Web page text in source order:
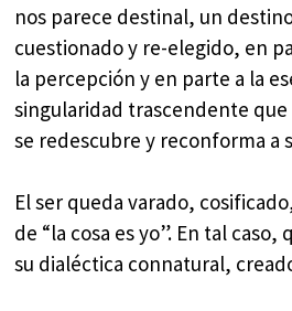
nos parece destinal, un
cuestionado y re-elegido, en
la percepción y en parte a la
singularidad trascendente
se redescubre y reconforma a
El ser queda varado,
de “la cosa es yo”. En tal
su dialéctica connatural,